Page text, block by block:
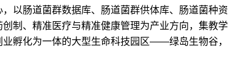
以肠道菌群数据库、肠道菌群供体库、肠道菌种资
制、精准医疗与精准健康管理为产业方向，集教学
化为一体的大型生命科技园区——绿岛生物谷，